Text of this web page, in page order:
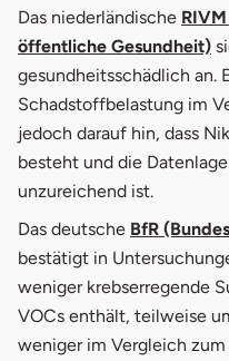
Das niederländische
öffentliche Gesundheit)
gesundheitsschädlich an.
Schadstoffbelastung im
jedoch darauf hin, dass
besteht und die
unzureichend ist.
Das deutsche BfR
bestätigt in
weniger krebserregende
VOCs enthält, teilweise
weniger im Vergleich